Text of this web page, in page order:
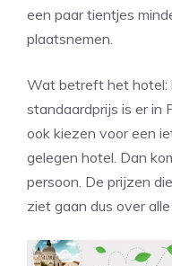
een paar tientjes
plaatsnemen.
Wat betreft het hotel:
standaardprijs is er in
ook kiezen voor een
gelegen hotel. Dan
persoon. De prijzen
ziet gaan dus over